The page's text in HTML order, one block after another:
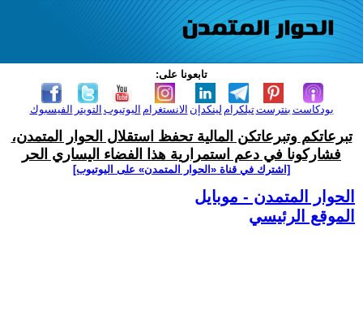
تابعونا على:
الفيسبوك التويتر اليوتيوب الانستغرام لينكدإن تيلكرامبنترست بودكاست
تبرعاتكم وتبرعاتكن المالية تحفظ استقلال الحوار المتمدن،
فشاركونا في دعم استمرارية هذا الفضاء اليساري الحر
[اشترك في قناة ‫«الحوار المتمدن» على اليوتيوب]
الحوار المتمدن - موبايل
الموقع الرئيسي